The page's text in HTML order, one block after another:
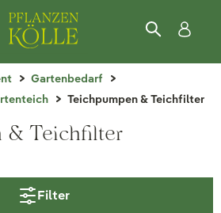
Gartenbedarf
Teichpumpen & Teichfilter
& Teichfilter
Filter